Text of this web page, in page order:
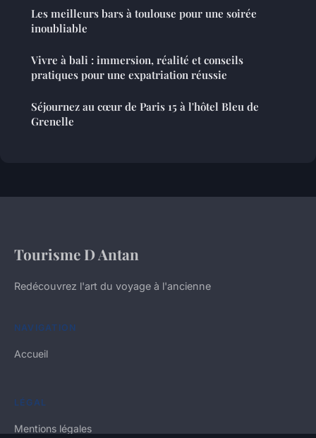
Les meilleurs bars à toulouse pour une soirée
inoubliable
Vivre à bali : immersion, réalité et conseils
pratiques pour une expatriation réussie
Séjournez au cœur de Paris 15 à l'hôtel Bleu de
Grenelle
Tourisme D Antan
Redécouvrez l'art du voyage à l'ancienne
NAVIGATION
Accueil
LÉGAL
Mentions légales